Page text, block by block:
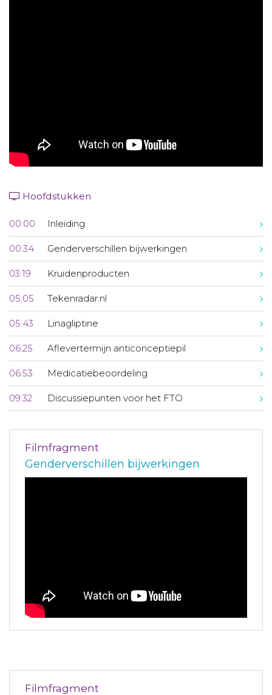
Hoofdstukken
00:00 Inleiding
00:34 Genderverschillen bijwerkingen
03:19 Kruidenproducten
05:05 Tekenradar.nl
05:43 Linagliptine
06:25 Aflevertermijn anticonceptiepil
06:53 Medicatiebeoordeling
09:32 Discussiepunten voor het FTO
Filmfragment
Genderverschillen bijwerkingen
Filmfragment